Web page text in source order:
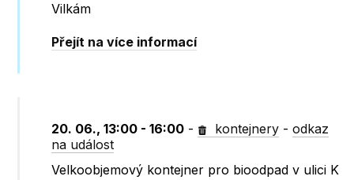
Vilkám
Přejít na více informací
20. 06., 13:00 - 16:00 - kontejnery -odkaz
na událost
Velkoobjemový kontejner pro bioodpad v ulici K